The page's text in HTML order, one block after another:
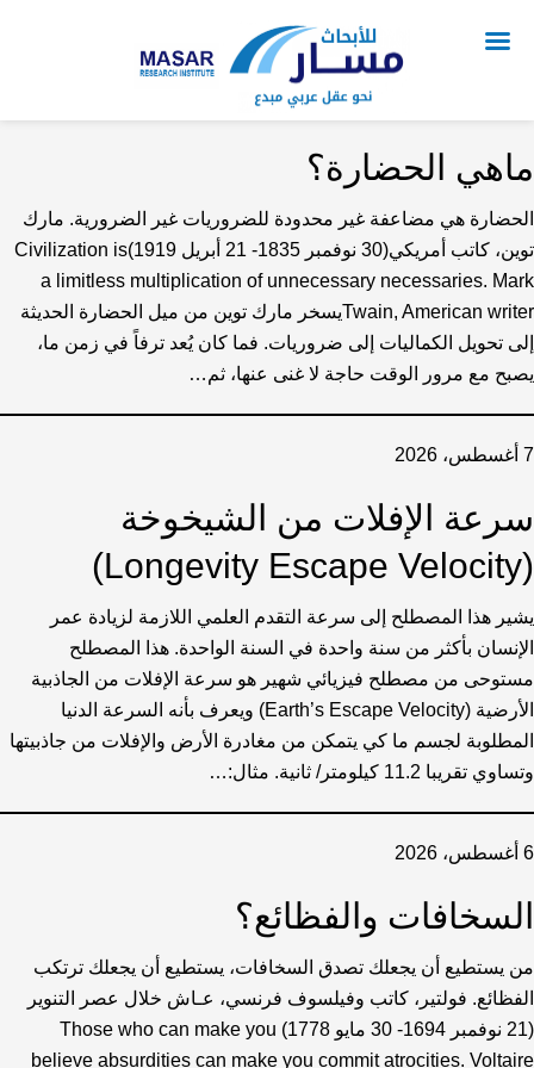
ماهي الحضارة؟
الحضارة هي مضاعفة غير محدودة للضروريات غير الضرورية. مارك
توين، كاتب أمريكي(30 نوفمبر 1835- 21 أبريل 1919)Civilization is
a limitless multiplication of unnecessary necessaries. Mark
Twain, American writerيسخر مارك توين من ميل الحضارة الحديثة
إلى تحويل الكماليات إلى ضروريات. فما كان يُعد ترفاً في زمن ما،
يصبح مع مرور الوقت حاجة لا غنى عنها، ثم…
7 أغسطس، 2026
سرعة الإفلات من الشيخوخة
(Longevity Escape Velocity)
يشير هذا المصطلح إلى سرعة التقدم العلمي اللازمة لزيادة عمر
الإنسان بأكثر من سنة واحدة في السنة الواحدة. هذا المصطلح
مستوحى من مصطلح فيزيائي شهير هو سرعة الإفلات من الجاذبية
الأرضية (Earth’s Escape Velocity) ويعرف بأنه السرعة الدنيا
المطلوبة لجسم ما كي يتمكن من مغادرة الأرض والإفلات من جاذبيتها
وتساوي تقريبا 11.2 كيلومتر/ ثانية. مثال:…
6 أغسطس، 2026
السخافات والفظائع؟
من يستطيع أن يجعلك تصدق السخافات، يستطيع أن يجعلك ترتكب
الفظائع. فولتير، كاتب وفيلسوف فرنسي، عـاش خلال عصر التنوير
(21 نوفمبر 1694- 30 مايو 1778) Those who can make you
believe absurdities can make you commit atrocities. Voltaire